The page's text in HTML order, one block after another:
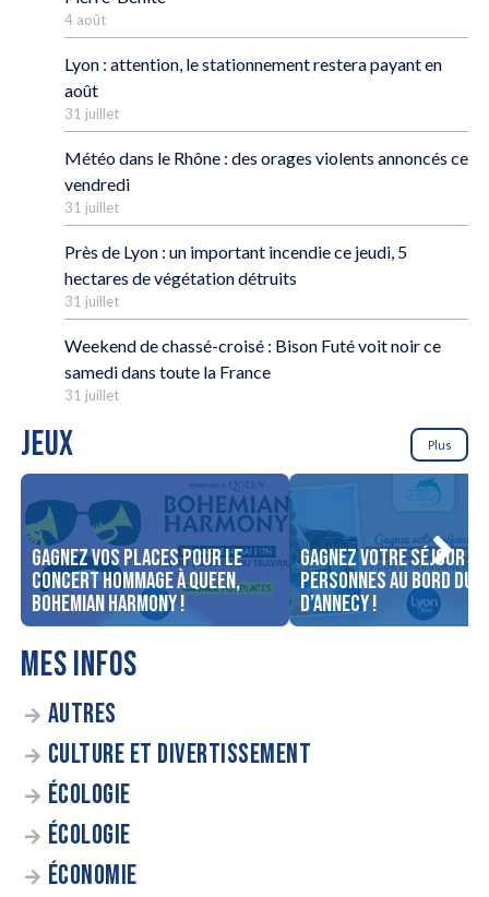
4 août
Lyon : attention, le stationnement restera payant en
août
31 juillet
Météo dans le Rhône : des orages violents annoncés ce
vendredi
31 juillet
Près de Lyon : un important incendie ce jeudi, 5
hectares de végétation détruits
31 juillet
Weekend de chassé-croisé : Bison Futé voit noir ce
samedi dans toute la France
31 juillet
JEUX Plus
Gagnez vos places pour le
concert Hommage à Queen,
Bohemian Harmony !
Gagnez votre séjour
personnes au bord du
d’Annecy !
MES INFOS
AUTRES
CULTURE ET DIVERTISSEMENT
ÉCOLOGIE
ÉCOLOGIE
ÉCONOMIE